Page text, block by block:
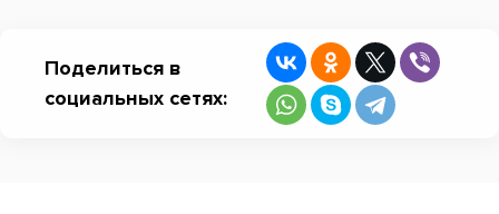
Поделиться в
социальных сетях: